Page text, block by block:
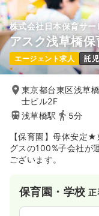
株式会社日本保育サー
アスク浅草橋保
エージェント求人 託
東京都台東区浅草
士ビル2F
浅草橋駅
5分
【保育園】母体安定
グスの100%子会社が
ございます。
保育園・学校正